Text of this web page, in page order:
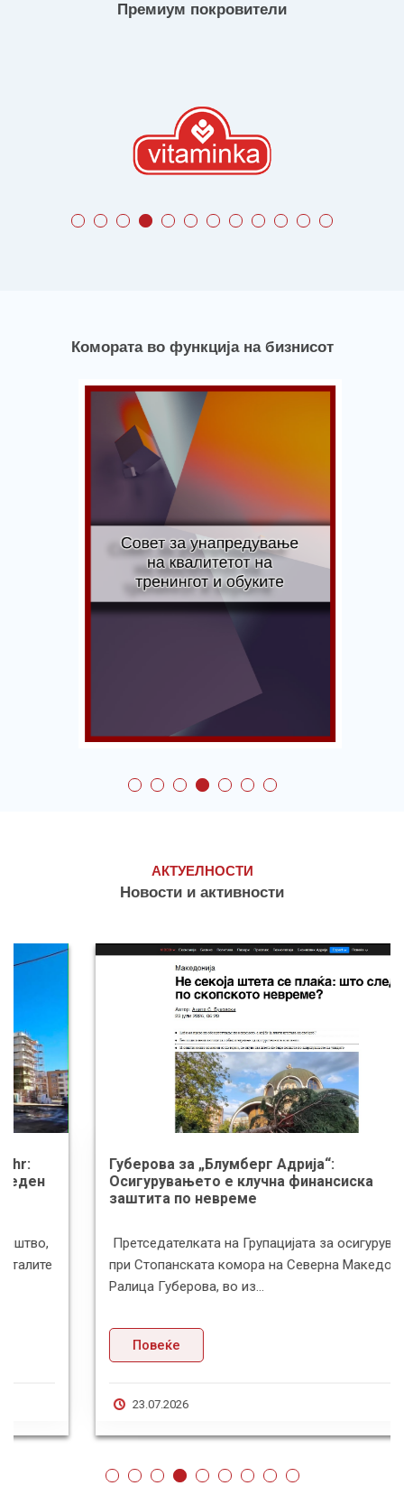
Премиум покровители
Комората во функција на бизнисот
Совет за
квалитетот на
тренингот и обуките
АКТУЕЛНОСТИ
Новости и активности
Губерова за „Блумберг Адрија“:
Осигурувањето е клучна финансиска
заштита по невреме
Претседателката на Групацијата за осигурување
при Стопанската комора на Северна Македонија,
Ралица Губерова, во из...
23.07.2026